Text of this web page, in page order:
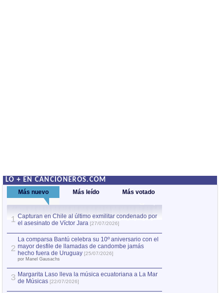
LO + EN CANCIONEROS.COM
Más nuevo Más leído Más votado
1 Capturan en Chile al último exmilitar condenado por
el asesinato de Víctor Jara [27/07/2026]
2
La comparsa Bantú celebra su 10º aniversario con el
mayor desfile de llamadas de candombe jamás
hecho fuera de Uruguay [25/07/2026]
por Manel Gausachs
3 Margarita Laso lleva la música ecuatoriana a La Mar
de Músicas [22/07/2026]